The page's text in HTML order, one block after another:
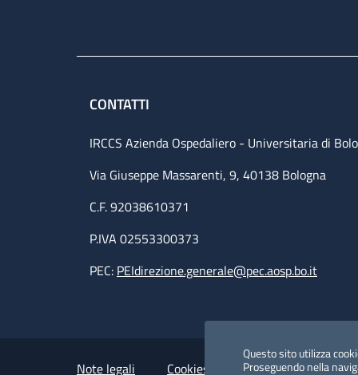
Questo sito utilizza
Proseguendo nella
CONTATTI
IRCCS Azienda Ospedaliero - Universitaria di
Via Giuseppe Massarenti, 9, 40138 Bologna
C.F. 92038610371
P.IVA 02553300373
PEC: PEIdirezione.generale@pec.aosp.bo.it
Small prints
Useful links section
Note legali Cookies Policy Policy privacy